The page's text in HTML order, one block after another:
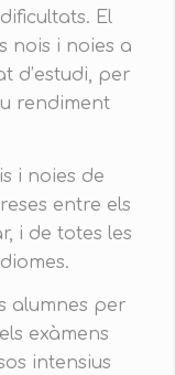
El
nois i noies a
d’estudi, per
rendiment
i noies de
entre els
i de totes les
alumnes per
exàmens
intensius